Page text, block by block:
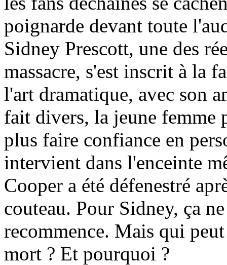
poignarde devant toute
Sidney Prescott, une des
massacre, s'est inscrit à la
l'art dramatique, avec son
fait divers, la jeune femme
plus faire confiance en
intervient dans l'enceinte
Cooper a été défenestré
couteau. Pour Sidney, ça
recommence. Mais qui
mort ? Et pourquoi ?